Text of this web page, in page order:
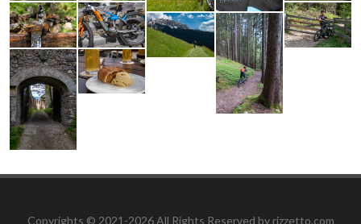
Copyrights © 2021-2026 All Rights Reserved by rizzetto.com